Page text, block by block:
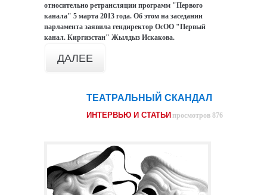
относительно ретрансляции программ "Первого
канала" 5 марта 2013 года. Об этом на заседании
парламента заявила гендиректор ОсОО "Первый
канал. Киргизстан" Жылдыз Искакова.
ДАЛЕЕ
ТЕАТРАЛЬНЫЙ СКАНДАЛ
ИНТЕРВЬЮ И СТАТЬИ просмотров 876